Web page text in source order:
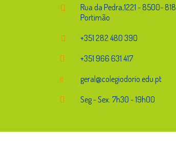
Rua da Pedra,1221 - 8500- 818
Portimão
+351 282 480 390
+351 966 631 417
geral@colegiodorio.edu.pt
Seg - Sex: 7h30 - 19h00